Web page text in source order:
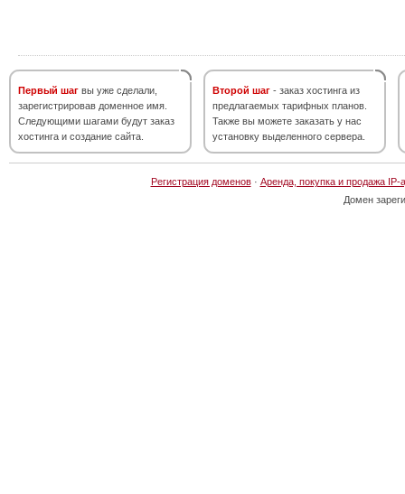
Первый шаг вы уже сделали,
зарегистрировав доменное имя.
Следующими шагами будут заказ
хостинга и создание сайта.
Второй шаг - заказ хостинга из
предлагаемых тарифных планов.
Также вы можете заказать у нас
установку выделенного сервера.
Регистрация доменов· Аренда, покупка и продажа IP-
Домен